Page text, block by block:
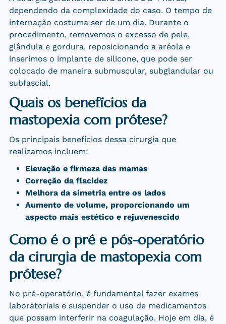
dependendo da complexidade do caso. O tempo de
internação costuma ser de um dia. Durante o
procedimento, removemos o excesso de pele,
glândula e gordura, reposicionando a aréola e
inserimos o implante de silicone, que pode ser
colocado de maneira submuscular, subglandular ou
subfascial.
Quais os benefícios da
mastopexia com prótese?
Os principais benefícios dessa cirurgia que
realizamos incluem:
Elevação e firmeza das mamas
Correção da flacidez
Melhora da simetria entre os lados
Aumento de volume, proporcionando um
aspecto mais estético e rejuvenescido
Como é o pré e pós-operatório
da cirurgia de mastopexia com
prótese?
No pré-operatório, é fundamental fazer exames
laboratoriais e suspender o uso de medicamentos
que possam interferir na coagulação. Hoje em dia, é